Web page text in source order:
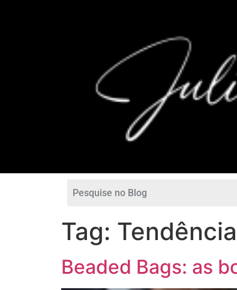
Tag:
Beaded Bags: as